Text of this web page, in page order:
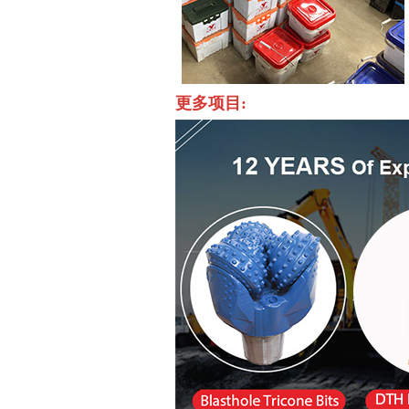
更多项目: